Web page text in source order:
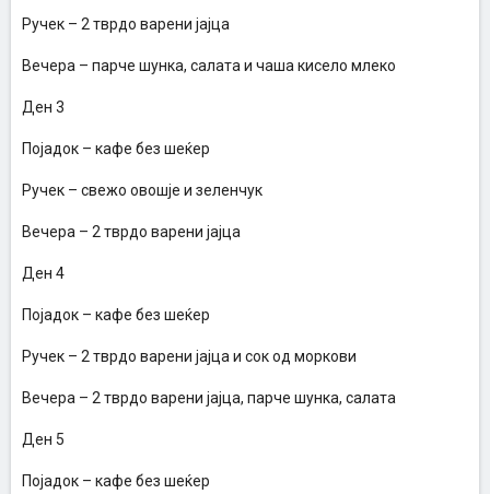
Ручек – 2 тврдо варени јајца
Вечера – парче шунка, салата и чаша кисело млеко
Ден 3
Појадок – кафе без шеќер
Ручек – свежо овошје и зеленчук
Вечера – 2 тврдо варени јајца
Ден 4
Појадок – кафе без шеќер
Ручек – 2 тврдо варени јајца и сок од моркови
Вечера – 2 тврдо варени јајца, парче шунка, салата
Ден 5
Појадок – кафе без шеќер